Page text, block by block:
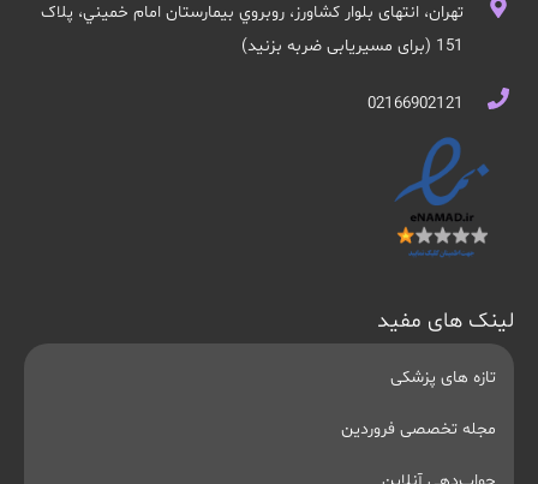
تهران، انتهای بلوار کشاورز، روبروي بيمارستان امام خميني، پلاک
151 (برای مسیریابی ضربه بزنید)
02166902121
لینک های مفید
تازه های پزشکی
مجله تخصصی فروردین